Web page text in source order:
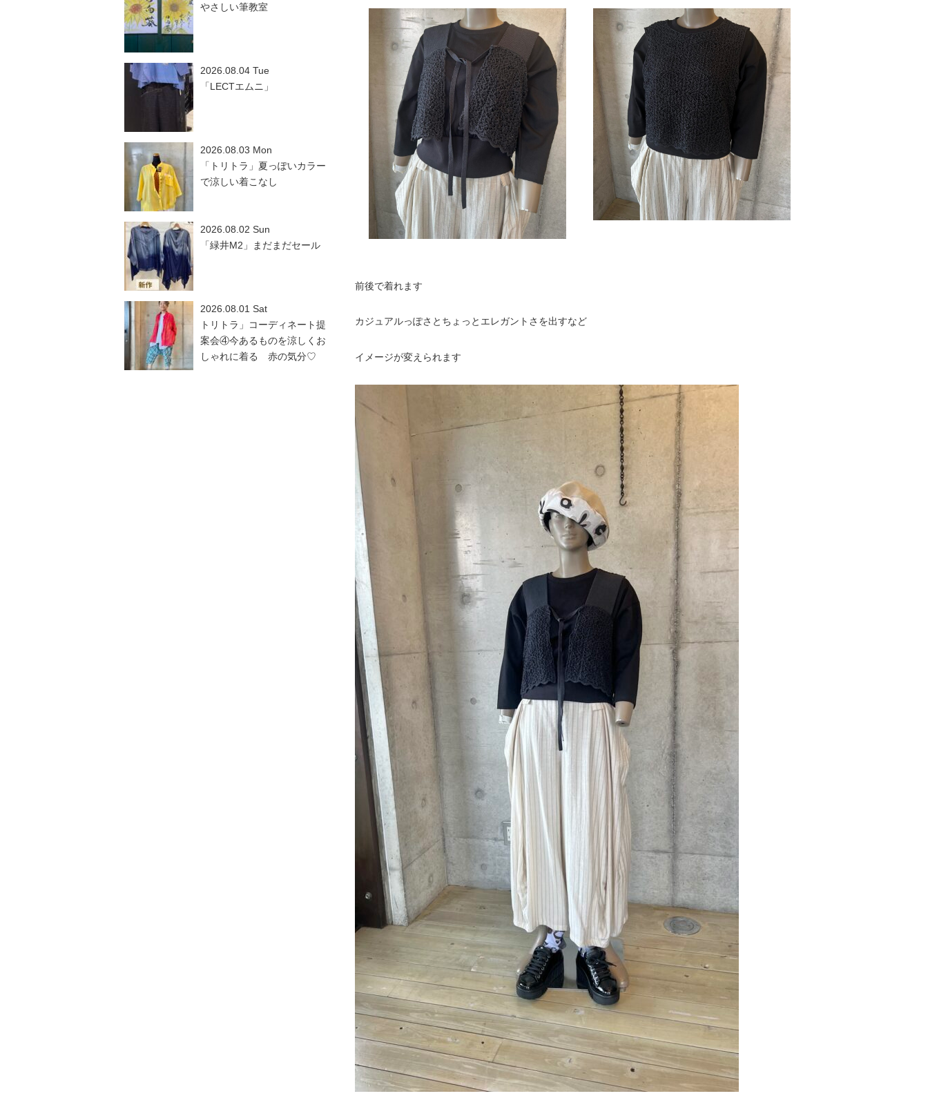
前後で着れます
カジュアルっぽさとちょっとエレガントさを出すなど
イメージが変えられます
やさしい筆教室
2026.08.04 Tue
「LECTエムニ」
2026.08.03 Mon
「トリトラ」夏っぽいカラー
で涼しい着こなし
2026.08.02 Sun
「緑井M2」まだまだセール
2026.08.01 Sat
トリトラ」コーディネート提
案会④今あるものを涼しくお
しゃれに着る 赤の気分♡